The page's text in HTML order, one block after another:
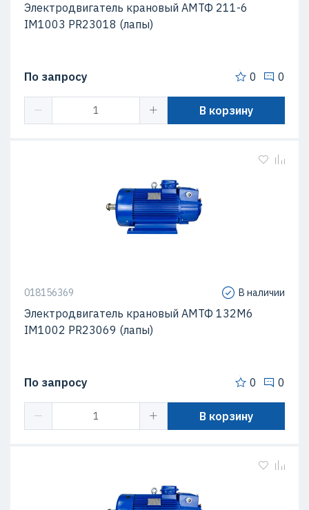
Электродвигатель крановый АМТФ 211-6
IM1003 PR23018 (лапы)
По запросу 0 0
В корзину
018156369 В наличии
Электродвигатель крановый АМТФ 132М6
IM1002 PR23069 (лапы)
По запросу 0 0
В корзину